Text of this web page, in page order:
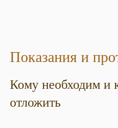
Показания и
Кому необходим и
отложить